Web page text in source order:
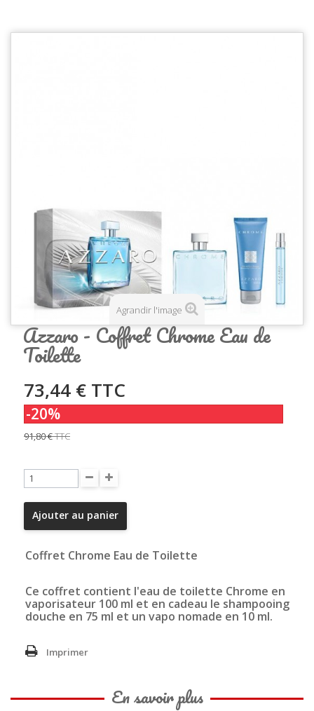
Agrandir l'image
Azzaro - Coffret Chrome Eau de
Toilette
73,44 € TTC
-20%
91,80 €TTC
Ajouter au panier
Coffret Chrome Eau de Toilette
Ce coffret contient l'eau de toilette Chrome en
vaporisateur 100 ml et en cadeau le shampooing
douche en 75 ml et un vapo nomade en 10 ml.
Imprimer
En savoir plus